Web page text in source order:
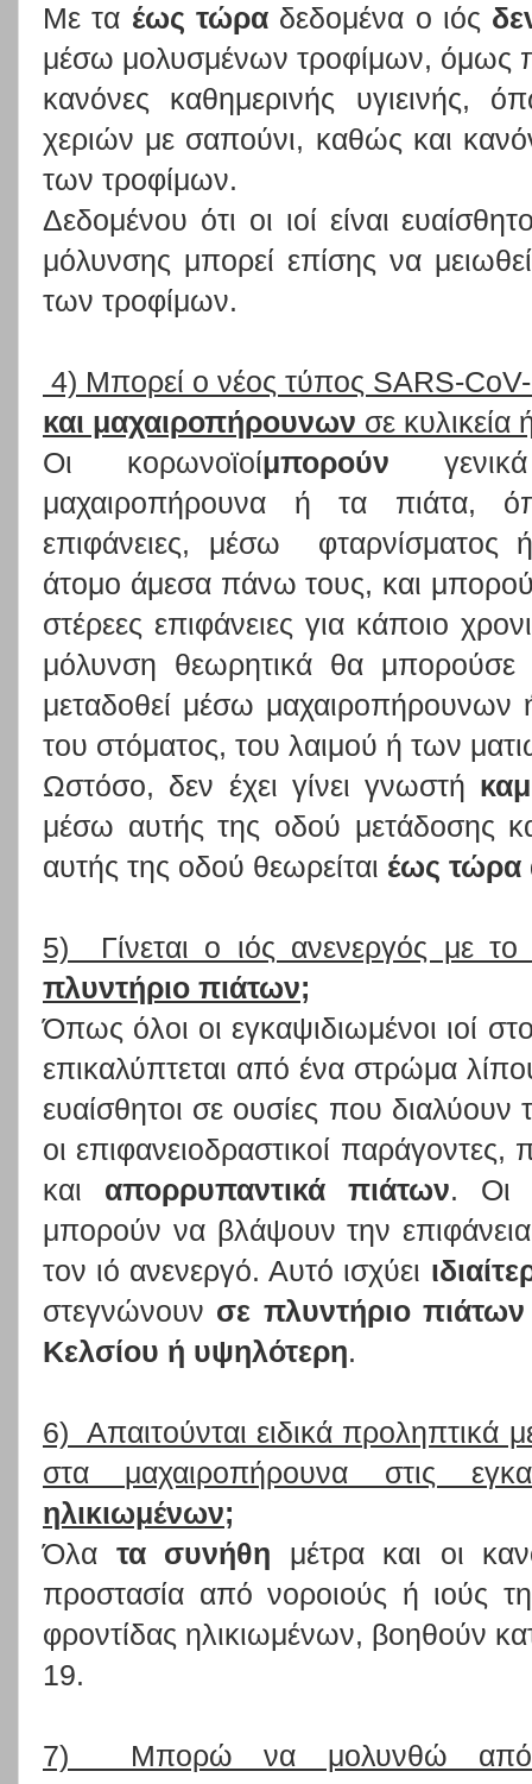
Mε τα έως τώραδεδομένα ο ιός
μέσω μολυσμένων τροφίμων, όμως
κανόνες καθημερινής υγιεινής,
χεριών με σαπούνι, καθώς και
των τροφίμων.
Δεδομένου ότι οι ιοί είναι
μόλυνσης μπορεί επίσης να
των τροφίμων.
4) Μπορεί ο νέος τύπος SARS-
και μαχαιροπήρουνων σε κυλικεία
Οι κορωνοϊοίμπορούν
μαχαιροπήρουνα ή τα πιάτα,
επιφάνειες, μέσω
άτομο άμεσα πάνω τους, και
στέρεες επιφάνειες για κάποιο
μόλυνση θεωρητικά θα
μεταδοθεί μέσω
του στόματος, του λαιμού ή των
Ωστόσο, δεν έχει γίνει γνωστή
μέσω αυτής της οδού μετάδοσης
αυτής της οδού θεωρείται έως τώρα
5) Γίνεται ο ιός ανενεργός με
πλυντήριο πιάτων;
Όπως όλοι οι εγκαψιδιωμένοι ιοί
επικαλύπτεται από ένα στρώμα
ευαίσθητοι σε ουσίες που
οι επιφανειοδραστικοί παράγοντες,
και απορρυπαντικά πιάτων. Οι
μπορούν να βλάψουν την
τον ιό ανενεργό. Αυτό ισχύει
στεγνώνουν σε πλυντήριο πιάτων
Κελσίου ή υψηλότερη.
6) Απαιτούνται ειδικά προληπτικά
στα μαχαιροπήρουνα στις
ηλικιωμένων;
Όλα τα συνήθη μέτρα και οι
προστασία από νοροιούς ή ιούς
φροντίδας ηλικιωμένων, βοηθούν
19.
7) Μπορώ να μολυνθώ από